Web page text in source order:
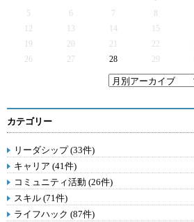
5
6 7
12
13 14 15
19
20 21 22
26
27 28 29
カテゴリー
リーダシップ (33件)
キャリア (41件)
コミュニティ活動 (26件)
スキル (71件)
ライフハック (87件)